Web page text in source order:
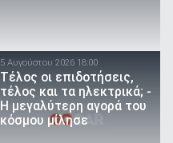
5 Αυγούστου 2026 18:00
Τέλος οι επιδοτήσεις,
τέλος και τα ηλεκτρικά; -
Η μεγαλύτερη αγορά του
κόσμου μίλησε